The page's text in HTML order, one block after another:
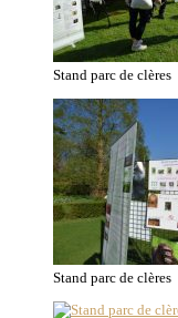
Stand parc de clères
Stand parc de clères